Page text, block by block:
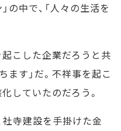
の中で、「人々の生活を
こした企業だろうと共
ます」だ。不祥事を起こ
していたのだろう。
寺建設を手掛けた金